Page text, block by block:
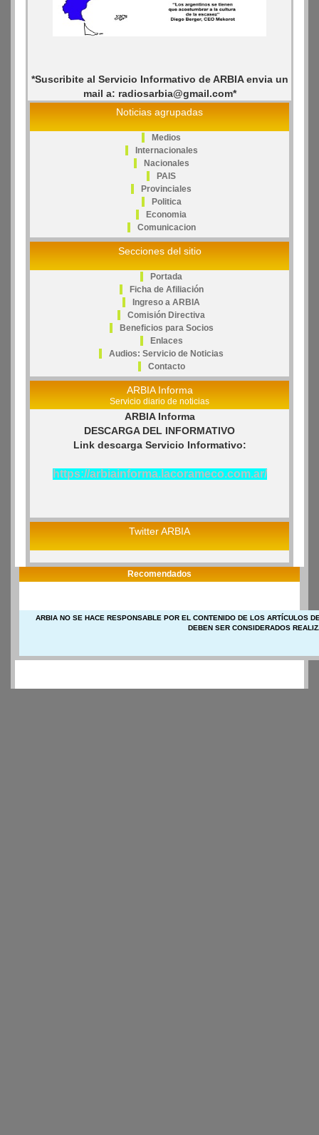
*Suscribite al Servicio Informativo de ARBIA envia un
mail a: radiosarbia@gmail.com*
Noticias agrupadas
Medios
Internacionales
Nacionales
PAIS
Provinciales
Politica
Economia
Comunicacion
Secciones del sitio
Portada
Ficha de Afiliación
Ingreso a ARBIA
Comisión Directiva
Beneficios para Socios
Enlaces
Audios: Servicio de Noticias
Contacto
ARBIA Informa
Servicio diario de noticias
ARBIA Informa
DESCARGA DEL INFORMATIVO
Link descarga Servicio Informativo:
https://arbiainforma.lacorameco.com.ar/
Twitter ARBIA
Recomendados
ARBIA NO SE HACE RESPONSABLE POR EL CONTENIDO DE LOS ARTÍCULOS
DEBEN SER CONSIDERADOS